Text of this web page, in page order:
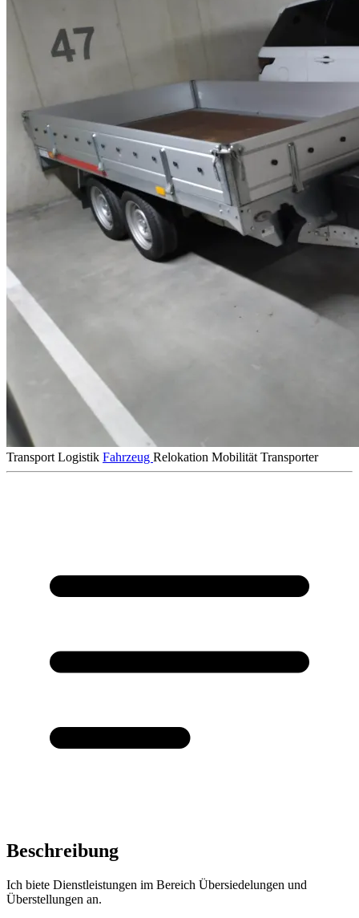
Transport Logistik Fahrzeug Relokation Mobilität Transporter
Beschreibung
Ich biete Dienstleistungen im Bereich Übersiedelungen und
Überstellungen an.